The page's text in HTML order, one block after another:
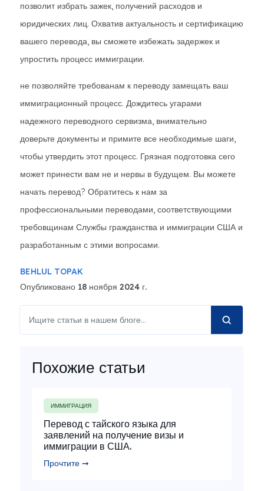
позволит избрать зажек, получений расходов и
юридических лиц. Охватив актуальность и сертификацию
вашего перевода, вы сможете избежать задержек и
упростить процесс иммиграции.
не позволяйте требованам к переводу замещать ваш
иммиграционный процесс. Дождитесь угарами
надежного переводного сервизма, внимательно
доверьте документы и примите все необходимые шаги,
чтобы утвердить этот процесс. Грязная подготовка сего
может принести вам не и нервы в будущем. Вы можете
начать перевод? Обратитесь к нам за
профессиональными переводами, соответствующими
требовщинам Службы гражданства и иммиграции США и
разработанным с этими вопросами.
BEHLUL TOPAK
Опубликовано 18 ноября 2024 г.
Похожие статьи
ИММИГРАЦИЯ
Перевод с тайского языка для
заявлений на получение визы и
иммиграции в США.
Прочтите ➞